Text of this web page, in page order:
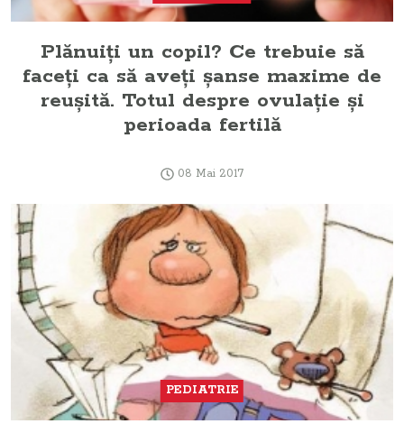
Plănuiţi un copil? Ce trebuie să
faceţi ca să aveţi şanse maxime de
reuşită. Totul despre ovulaţie şi
perioada fertilă
08 Mai 2017
PEDIATRIE